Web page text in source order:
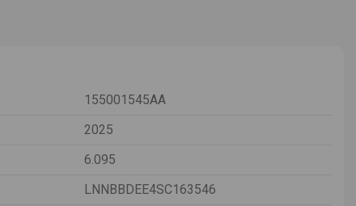
155001545AA
2025
6.095
LNNBBDEE4SC163546